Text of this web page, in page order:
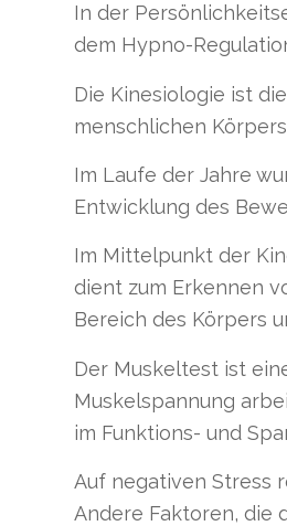
In der
dem Hypno-
Die Kinesiologie ist
menschlichen
Im Laufe der Jahre
Entwicklung des
Im Mittelpunkt der
dient zum Erkennen
Bereich des Körpers
Der Muskeltest ist
Muskelspannung
im Funktions- und
Auf negativen Stress
Andere Faktoren, die